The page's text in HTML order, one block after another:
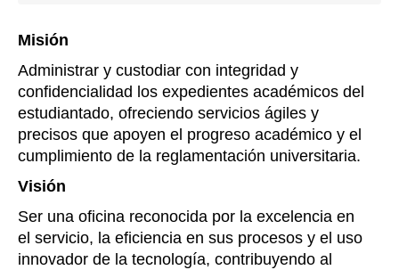
Misión
Administrar y custodiar con integridad y
confidencialidad los expedientes académicos del
estudiantado, ofreciendo servicios ágiles y
precisos que apoyen el progreso académico y el
cumplimiento de la reglamentación universitaria.
Visión
Ser una oficina reconocida por la excelencia en
el servicio, la eficiencia en sus procesos y el uso
innovador de la tecnología, contribuyendo al